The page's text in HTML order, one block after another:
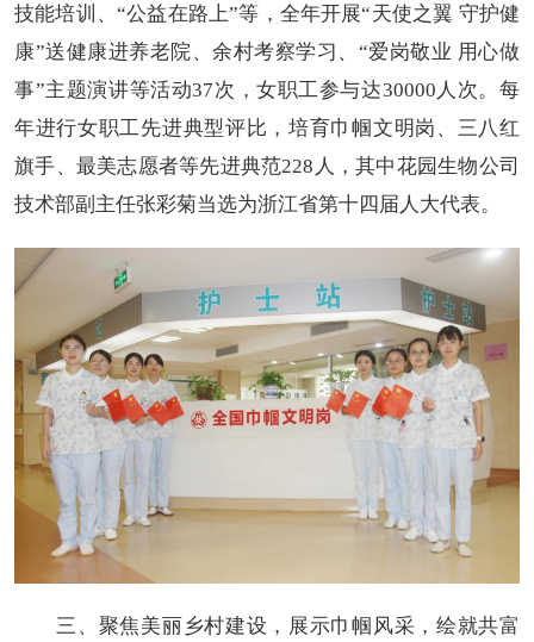
技能培训、“公益在路上”等，全年开展“天使之翼 守护健
康”送健康进养老院、余村考察学习、“爱岗敬业 用心做
事”主题演讲等活动37次，女职工参与达30000人次。每
年进行女职工先进典型评比，培育巾帼文明岗、三八红
旗手、最美志愿者等先进典范228人，其中花园生物公司
技术部副主任张彩菊当选为浙江省第十四届人大代表。
三、聚焦美丽乡村建设，展示巾帼风采，绘就共富